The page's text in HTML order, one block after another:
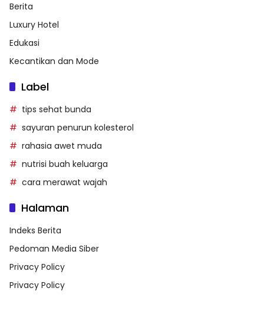
Berita
Luxury Hotel
Edukasi
Kecantikan dan Mode
Label
tips sehat bunda
sayuran penurun kolesterol
rahasia awet muda
nutrisi buah keluarga
cara merawat wajah
Halaman
Indeks Berita
Pedoman Media Siber
Privacy Policy
Privacy Policy